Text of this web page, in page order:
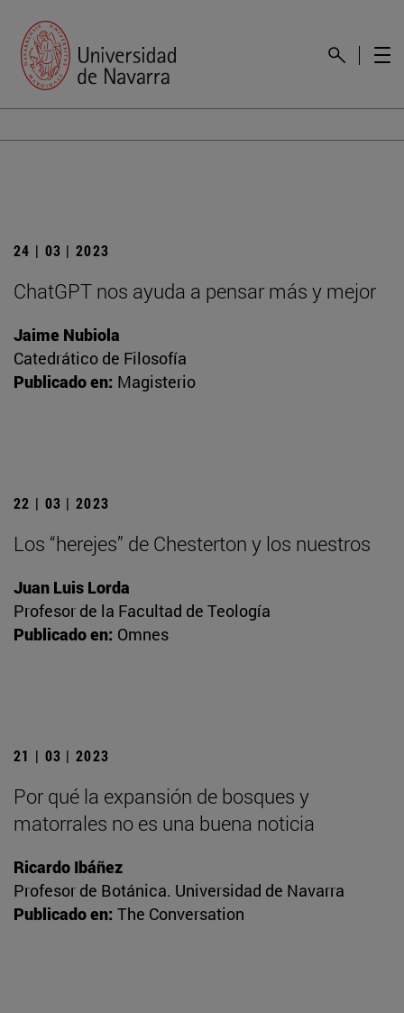
24 | 03 | 2023
ChatGPT nos ayuda a pensar más y mejor
Jaime Nubiola
Catedrático de Filosofía
Publicado en: Magisterio
22 | 03 | 2023
Los “herejes” de Chesterton y los nuestros
Juan Luis Lorda
Profesor de la Facultad de Teología
Publicado en: Omnes
21 | 03 | 2023
Por qué la expansión de bosques y
matorrales no es una buena noticia
Ricardo Ibáñez
Profesor de Botánica. Universidad de Navarra
Publicado en: The Conversation